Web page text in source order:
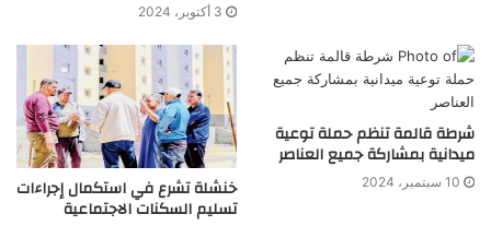
3 أكتوبر، 2024
شرطة قالمة تنظم حملة توعية
ميدانية بمشاركة جميع العناصر
10 سبتمبر، 2024 خنشلة تشرع في استكمال إجراءات
تسليم السكنات الاجتماعية